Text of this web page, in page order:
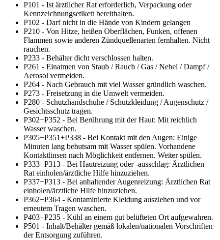
P101 - Ist ärztlicher Rat erforderlich, Verpackung oder
Kennzeichnungsetikett bereithalten.
P102 - Darf nicht in die Hände von Kindern gelangen
P210 - Von Hitze, heißen Oberflächen, Funken, offenen
Flammen sowie anderen Zündquellenarten fernhalten. Nicht
rauchen.
P233 - Behälter dicht verschlossen halten.
P261 - Einatmen von Staub / Rauch / Gas / Nebel / Dampf /
Aerosol vermeiden.
P264 - Nach Gebrauch mit viel Wasser gründlich waschen.
P273 - Freisetzung in die Umwelt vermeiden.
P280 - Schutzhandschuhe / Schutzkleidung / Augenschutz /
Gesichtsschutz tragen.
P302+P352 - Bei Berührung mit der Haut: Mit reichlich
Wasser waschen.
P305+P351+P338 - Bei Kontakt mit den Augen: Einige
Minuten lang behutsam mit Wasser spülen. Vorhandene
Kontaktlinsen nach Möglichkeit entfernen. Weiter spülen.
P333+P313 - Bei Hautreizung oder -ausschlag: Ärztlichen
Rat einholen/ärztliche Hilfe hinzuziehen.
P337+P313 - Bei anhaltender Augenreizung: Ärztlichen Rat
einholen/ärztliche Hilfe hinzuziehen.
P362+P364 - Kontaminierte Kleidung ausziehen und vor
erneutem Tragen waschen.
P403+P235 - Kühl an einem gut belüfteten Ort aufgewahren.
P501 - Inhalt/Behälter gemäß lokalen/nationalen Vorschriften
der Entsorgung zuführen.